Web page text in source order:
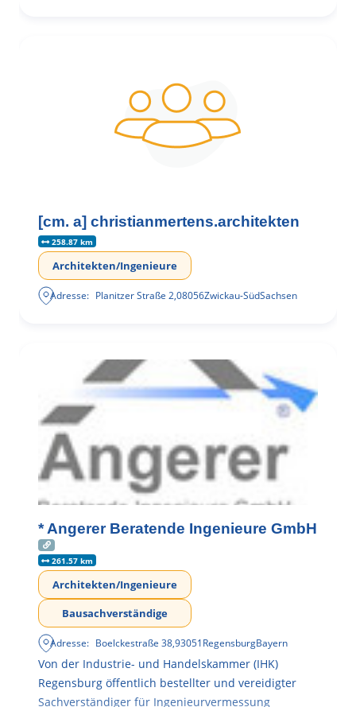
[cm. a] christianmertens.architekten
258.87 km
Architekten/Ingenieure
Adresse: Planitzer Straße 2,08056Zwickau-SüdSachsen
* Angerer Beratende Ingenieure GmbH
261.57 km
Architekten/Ingenieure
Bausachverständige
Adresse: Boelckestraße 38,93051RegensburgBayern
Von der Industrie- und Handelskammer (IHK)
Regensburg öffentlich bestellter und vereidigter
Sachverständiger für Ingenieurvermessung